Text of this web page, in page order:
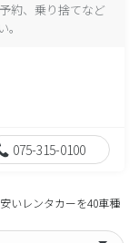
約、乗り捨てなど
075-315-0100
いレンタカーを40車種